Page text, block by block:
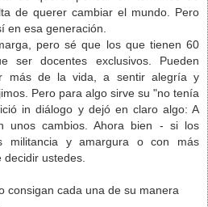
de querer cambiar el mundo. Pero
en esa generación.
pero sé que los que tienen 60
ser docentes exclusivos. Pueden
más de la vida, a sentir alegría y
Pero para algo sirve su "no tenía
in diálogo y dejó en claro algo: A
unos cambios. Ahora bien - si los
militancia y amargura o con más
ustedes.
consigan cada una de su manera